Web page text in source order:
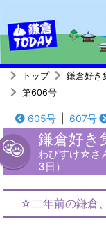
トップ 鎌倉好き
第606号
605号 607号
鎌倉好き
わびすけ☆さ
3日）
☆二年前の鎌倉